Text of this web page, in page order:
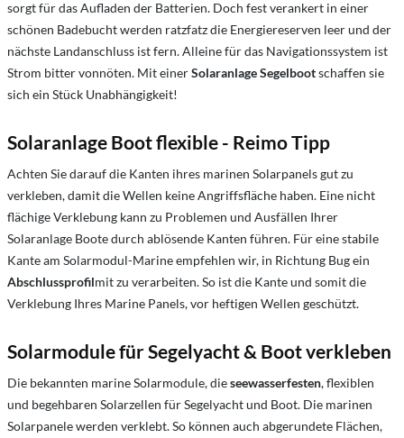
sorgt für das Aufladen der Batterien. Doch fest verankert in einer
schönen Badebucht werden ratzfatz die Energiereserven leer und der
nächste Landanschluss ist fern. Alleine für das Navigationssystem ist
Strom bitter vonnöten. Mit einerSolaranlage Segelbootschaffen sie
sich ein Stück Unabhängigkeit!
Solaranlage Boot flexible - Reimo Tipp
Achten Sie darauf die Kanten ihres marinen Solarpanels gut zu
verkleben, damit die Wellen keine Angriffsfläche haben. Eine nicht
flächige Verklebung kann zu Problemen und Ausfällen Ihrer
Solaranlage Boote durch ablösende Kanten führen. Für eine stabile
Kante am Solarmodul-Marine empfehlen wir, in Richtung Bug ein
Abschlussprofilmit zu verarbeiten. So ist die Kante und somit die
Verklebung Ihres Marine Panels, vor heftigen Wellen geschützt.
Solarmodule für Segelyacht & Boot verkleben
Die bekannten marine Solarmodule, dieseewasserfesten, flexiblen
und begehbaren Solarzellen für Segelyacht und Boot. Die marinen
Solarpanele werden verklebt. So können auch abgerundete Flächen,